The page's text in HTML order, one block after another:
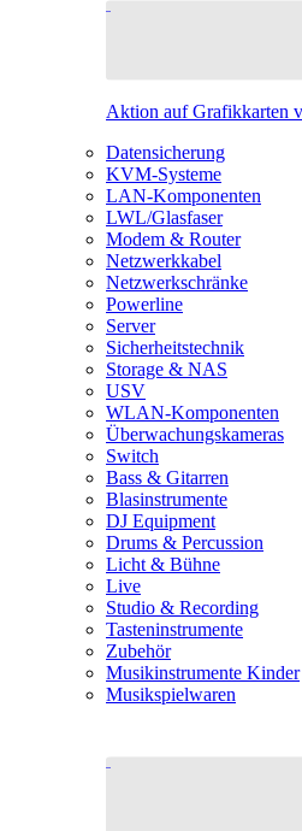
Aktion auf Grafikkarten
Datensicherung
KVM-Systeme
LAN-Komponenten
LWL/Glasfaser
Modem & Router
Netzwerkkabel
Netzwerkschränke
Powerline
Server
Sicherheitstechnik
Storage & NAS
USV
WLAN-Komponenten
Überwachungskameras
Switch
Bass & Gitarren
Blasinstrumente
DJ Equipment
Drums & Percussion
Licht & Bühne
Live
Studio & Recording
Tasteninstrumente
Zubehör
Musikinstrumente Kinder
Musikspielwaren